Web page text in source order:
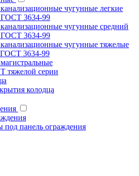
чугунные легкие
3634-99
чугунные средний
3634-99
чугунные тяжелые
3634-99
тяжелой серии
колодца
панель ограждения